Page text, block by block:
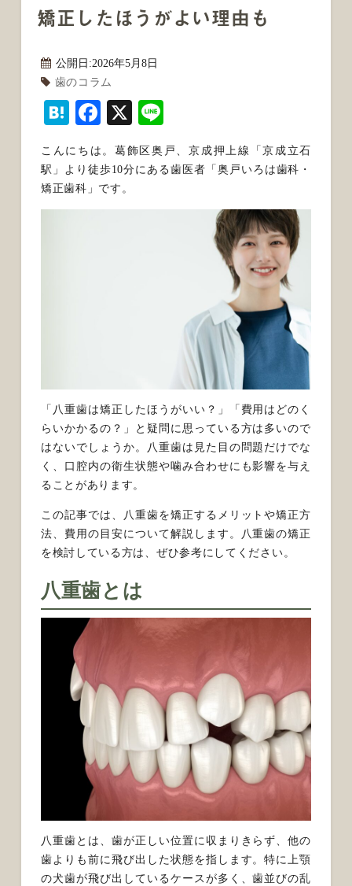
矯正したほうがよい理由も
公開日:2026年5月8日
歯のコラム
HatenaFacebook
X
こんにちは。葛飾区奥戸、京成押上線「京成立石
駅」より徒歩10分にある歯医者「奥戸いろは歯科・
矯正歯科」です。
「八重歯は矯正したほうがいい？」「費用はどのく
らいかかるの？」と疑問に思っている方は多いので
はないでしょうか。八重歯は見た目の問題だけでな
く、口腔内の衛生状態や噛み合わせにも影響を与え
ることがあります。
この記事では、八重歯を矯正するメリットや矯正方
法、費用の目安について解説します。八重歯の矯正
を検討している方は、ぜひ参考にしてください。
八重歯とは
八重歯とは、歯が正しい位置に収まりきらず、他の
歯よりも前に飛び出した状態を指します。特に上顎
の犬歯が飛び出しているケースが多く、歯並びの乱